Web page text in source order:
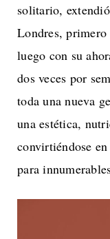
solitario,
Londres,
luego con su
dos veces por
toda una nueva
una estética,
convirtiéndose
para